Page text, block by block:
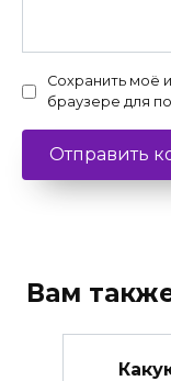
Сохранить моё
браузере для
Вам